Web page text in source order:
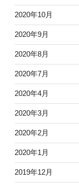
2020年10月
2020年9月
2020年8月
2020年7月
2020年4月
2020年3月
2020年2月
2020年1月
2019年12月